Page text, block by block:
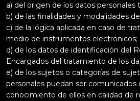
a) del origen de los datos personales
b) de las finalidades y modalidades
c) de la lógica aplicada en caso de
medio de instrumentos electrónicos;
d) de los datos de identificación del
Encargados del tratamiento de los
e) de los sujetos o categorías de
personales puedan ser
conocimiento de ellos en calidad de